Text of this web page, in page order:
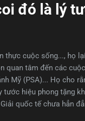
đó là lý
thực cuộc sống..., họ
quan tâm đến các
Mỹ (PSA)... Họ cho
tước hiệu phong tặng
quốc tế chưa hẳn